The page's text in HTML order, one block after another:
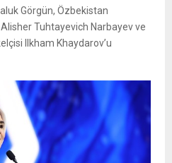
Görgün, Özbekistan
Alisher Tuhtayevich Narbayev ve
Ilkham Khaydarov’u